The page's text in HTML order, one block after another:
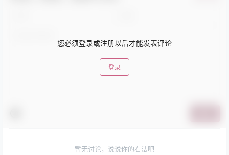
您必须登录或注册以后才能发表评论
登录
暂无讨论，说说你的看法吧